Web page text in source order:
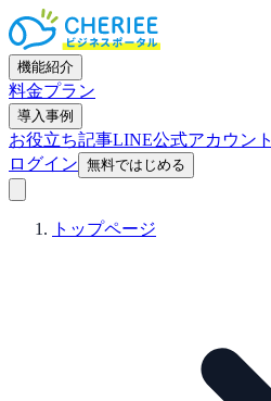
機能紹介
料金プラン
導入事例
お役立ち記事LINE公式アカウント
ログイン 無料ではじめる
トップページ